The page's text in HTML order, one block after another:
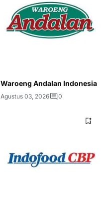
Waroeng Andalan Indonesia
Agustus 03, 2026 0